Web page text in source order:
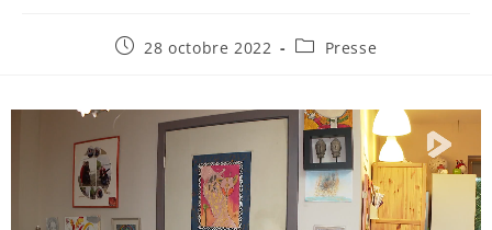
28 octobre 2022 Presse